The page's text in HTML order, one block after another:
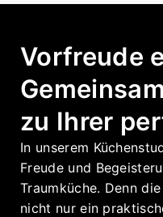
Vorfreude
zu Ihrer
In unserem
Freude und
Traumküche. Denn
nicht nur ein